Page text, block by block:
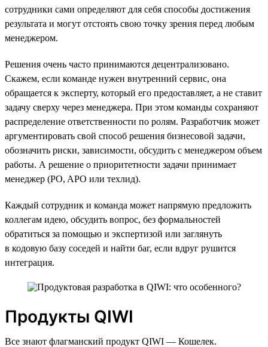
сотрудники сами определяют для себя способы достижения
результата и могут отстоять свою точку зрения перед любым
менеджером.
Решения очень часто принимаются децентрализовано.
Скажем, если команде нужен внутренний сервис, она
обращается к эксперту, который его предоставляет, а не ставит
задачу сверху через менеджера. При этом команды сохраняют
распределение ответственности по ролям. Разработчик может
аргументировать свой способ решения бизнесовой задачи,
обозначить риски, зависимости, обсудить с менеджером объем
работы. А решение о приоритетности задачи принимает
менеджер (PO, APO или техлид).
Каждый сотрудник и команда может напрямую предложить
коллегам идею, обсудить вопрос, без формальностей
обратиться за помощью и экспертизой или заглянуть
в кодовую базу соседей и найти баг, если вдруг рушится
интеграция.
Продукты QIWI
Все знают флагманский продукт QIWI — Кошелек.